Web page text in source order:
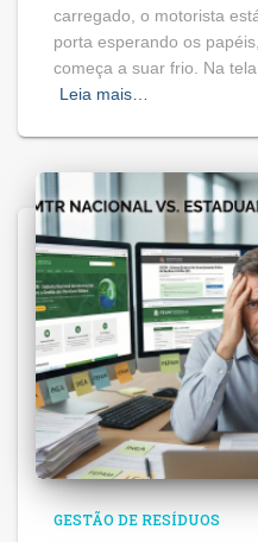
carregado, o motorista
porta esperando os
começa a suar frio. Na
Leia mais…
GESTÃO DE RESÍDUOS